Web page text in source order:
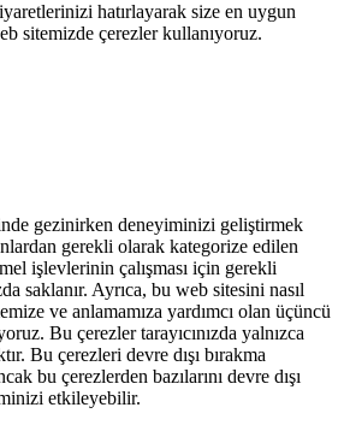
hatırlayarak size en uygun
sitemizde çerezler kullanıyoruz.
gezinirken deneyiminizi geliştirmek
gerekli olarak kategorize edilen
işlevlerinin çalışması için gerekli
saklanır. Ayrıca, bu web sitesini nasıl
ve anlamamıza yardımcı olan üçüncü
Bu çerezler tarayıcınızda yalnızca
Bu çerezleri devre dışı bırakma
bu çerezlerden bazılarını devre dışı
etkileyebilir.